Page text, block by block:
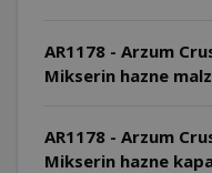
AR1178 - Arzum Crust Mix Pro Stand
Mikserin hazne
AR1178 - Arzum Crust Mix Pro Stand
Mikserin hazne